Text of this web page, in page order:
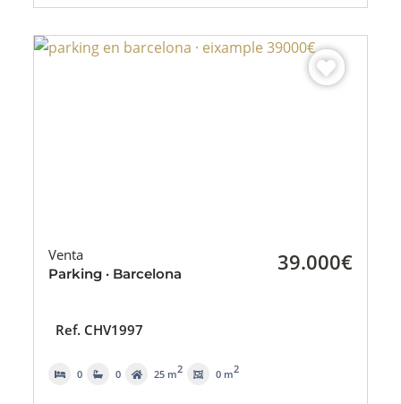
Venta
Parking · Barcelona 39.000€
Ref. CHV1997
0 0 25 m2 0 m2